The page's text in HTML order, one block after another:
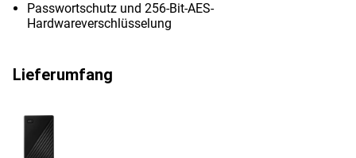
Passwortschutz und 256-Bit-AES-
Hardwareverschlüsselung
Lieferumfang